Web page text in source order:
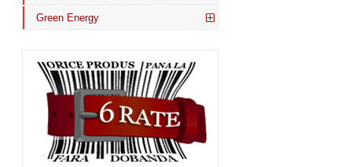
Green Energy